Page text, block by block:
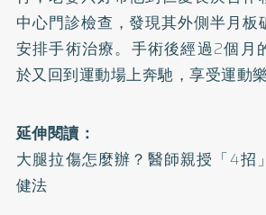
中心門診檢查，發現其外側半月板
安排手術治療。手術後經過2個月
於又回到運動場上奔馳，享受運動樂
延伸閱讀：
大腿拉傷怎麼辦？醫師親授「4招
健法